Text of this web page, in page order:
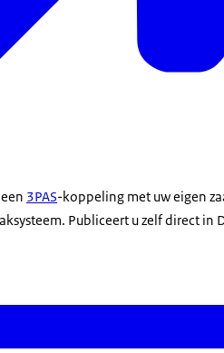
3PAS-koppeling met uw eigen
Publiceert u zelf direct in